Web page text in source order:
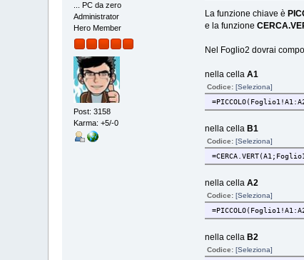
... PC da zero
Administrator
Hero Member
Post: 3158
Karma: +5/-0
La funzione chiave è
e la funzione
Nel Foglio2 dovrai
nella cella A1
Codice: [Seleziona]
nella cella B1
Codice: [Seleziona]
nella cella A2
Codice: [Seleziona]
nella cella B2
Codice: [Seleziona]